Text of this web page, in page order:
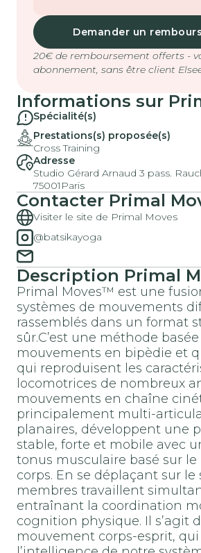
Demander un
20€ de remboursement offerts -
abonnement, sans être client
Informations sur
Spécialité(s)
Prestations(s) proposée(s)
Cross Training
Adresse
Studio Gérard Arnaud 3 pass.
75001 Paris
Contacter Primal
Visiter le site de Primal Moves
@batsikayoga
Description Primal
Primal Moves™ est une
systèmes de mouvements
rassemblés dans un format
sûr.C’est une méthode
mouvements en bipèdie et
qui reproduisent les
locomotrices de nombreux
mouvements en chaîne
principalement multi-
planaires, développent une
stable, forte et mobile avec
tonus musculaire basé sur le
corps. En se déplaçant sur le
membres travaillent
entraînant la coordination
cognition physique. Il s’agit
mouvement corps-esprit,